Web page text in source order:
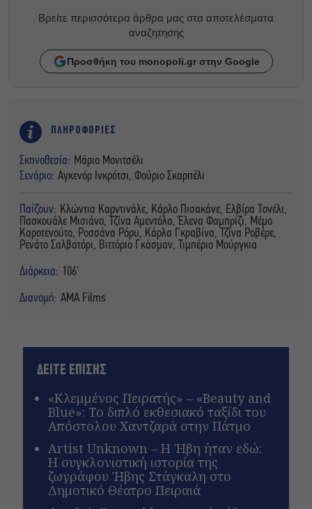
Βρείτε περισσότερα άρθρα μας στα αποτελέσματα
αναζητησης
Προσθήκη του monopoli.gr στην Google
ΠΛΗΡΟΦΟΡΙΕΣ
Σκηνοθεσία: Μάριο Μονιτσέλι
Σενάριο: Αγκενόρ Ινκρότσι, Φούριο Σκαρπέλι
Παίζουν: Κλώντια Καρντινάλε, Κάρλο Πισακάνε, Ελβίρα Τονέλι,
Πασκουάλε Μισιάνο, Τζίνα Αμεντόλα, Έλενα Φαμπρίζι, Μέμο
Καροτενούτο, Ροσσάνα Ρόρυ, Κάρλα Γκραβίνα, Τζίνα Ροβέρε,
Ρενάτο Σαλβατόρι, Βιττόριο Γκάσμαν, Τιμπέριο Μούργκια
Διάρκεια: 106'
Διανομή: AMA Films
ΔΕΙΤΕ ΕΠΙΣΗΣ
«Κλεμμένος Πειρατής» – «Beauty and
Blue»: Το διπλό εκθεσιακό ταξίδι του
Απόστολου Χαντζαρά στην Πάτμο
Artist Unknown – Η Ήβη ήταν εδώ:
Η συγκλονιστική ιστορία της
ζωγράφου Ήβης Στάγκαλη στο
Δημοτικό Θέατρο Πειραιά